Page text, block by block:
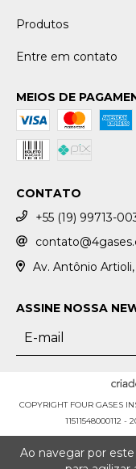
Ao navegar por
Produtos
Entre em contato
MEIOS DE
CONTATO
+55 (19) 99713-
Av. Antônio Artioli,
ASSINE NOSSA
COPYRIGHT FOUR GASES
11511548000112 -